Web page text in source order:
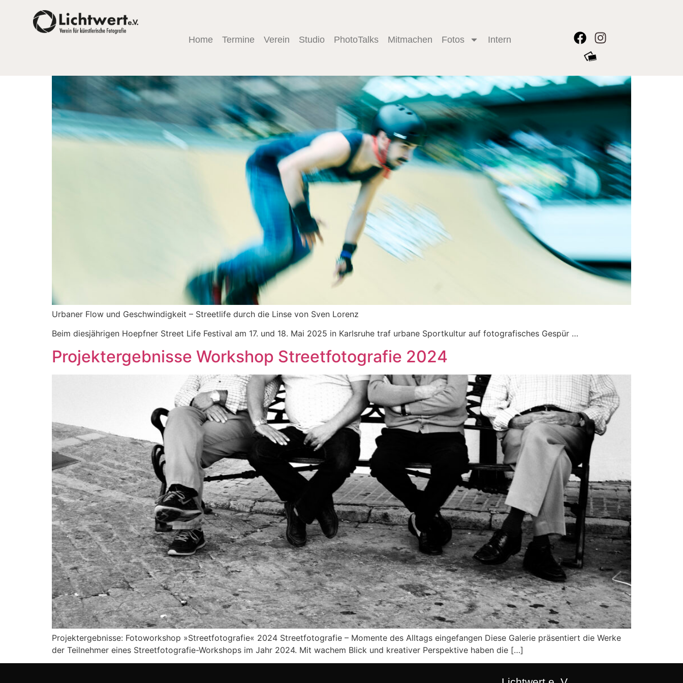
Home Termine Verein Studio PhotoTalks Mitmachen Fotos Intern
Urbaner Flow und Geschwindigkeit – Streetlife durch die Linse von Sven
Lorenz
Urbaner Flow und Geschwindigkeit – Streetlife durch die Linse von Sven Lorenz
Beim diesjährigen Hoepfner Street Life Festival am 17. und 18. Mai 2025 in Karlsruhe traf urbane Sportkultur auf fotografisches Gespür …
Projektergebnisse Workshop Streetfotografie 2024
Projektergebnisse: Fotoworkshop »Streetfotografie« 2024 Streetfotografie – Momente des Alltags eingefangen Diese Galerie präsentiert die Werke
der Teilnehmer eines Streetfotografie-Workshops im Jahr 2024. Mit wachem Blick und kreativer Perspektive haben die […]